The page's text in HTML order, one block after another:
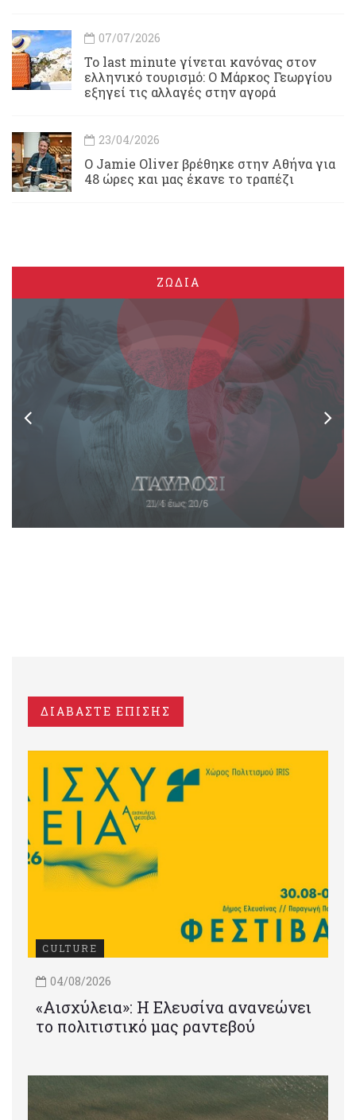
07/07/2026
Το last minute γίνεται κανόνας στον
ελληνικό τουρισμό: Ο Μάρκος Γεωργίου
εξηγεί τις αλλαγές στην αγορά
23/04/2026
Ο Jamie Oliver βρέθηκε στην Αθήνα για
48 ώρες και μας έκανε το τραπέζι
ΖΩΔΙΑ
ΔΙΑΒΑΣΤΕ ΕΠΙΣΗΣ
CULTURE
04/08/2026
«Αισχύλεια»: Η Ελευσίνα ανανεώνει
το πολιτιστικό μας ραντεβού